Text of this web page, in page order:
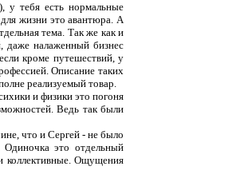
у тебя есть нормальные
жизни это авантюра. А
тема. Так же как и
даже налаженный бизнес
кроме путешествий, у
Описание таких
реализуемый товар.
и физики это погоня
Ведь так были
что и Сергей - не было
это отдельный
коллективные. Ощущения